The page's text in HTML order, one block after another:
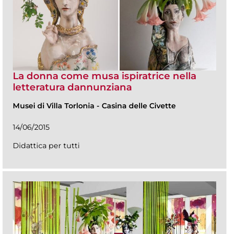
La donna come musa ispiratrice nella
letteratura dannunziana
Musei di Villa Torlonia - Casina delle Civette
14/06/2015
Didattica per tutti